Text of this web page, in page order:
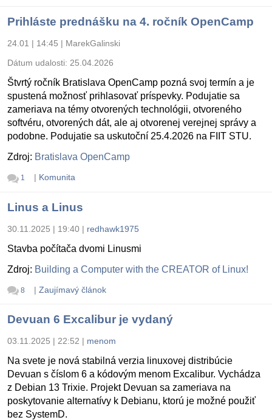
Prihláste prednášku na 4. ročník OpenCamp
24.01 | 14:45 | MarekGalinski
Dátum udalosti: 25.04.2026
Štvrtý ročník Bratislava OpenCamp pozná svoj termín a je
spustená možnosť prihlasovať príspevky. Podujatie sa
zameriava na témy otvorených technológii, otvoreného
softvéru, otvorených dát, ale aj otvorenej verejnej správy a
podobne. Podujatie sa uskutoční 25.4.2026 na FIIT STU.
Zdroj: Bratislava OpenCamp
1 | Komunita
Linus a Linus
30.11.2025 | 19:40 | redhawk1975
Stavba počítača dvomi Linusmi
Zdroj: Building a Computer with the CREATOR of Linux!
8 | Zaujímavý článok
Devuan 6 Excalibur je vydaný
03.11.2025 | 22:52 | menom
Na svete je nová stabilná verzia linuxovej distribúcie
Devuan s číslom 6 a kódovým menom Excalibur. Vychádza
z Debian 13 Trixie. Projekt Devuan sa zameriava na
poskytovanie alternatívy k Debianu, ktorú je možné použiť
bez SystemD.